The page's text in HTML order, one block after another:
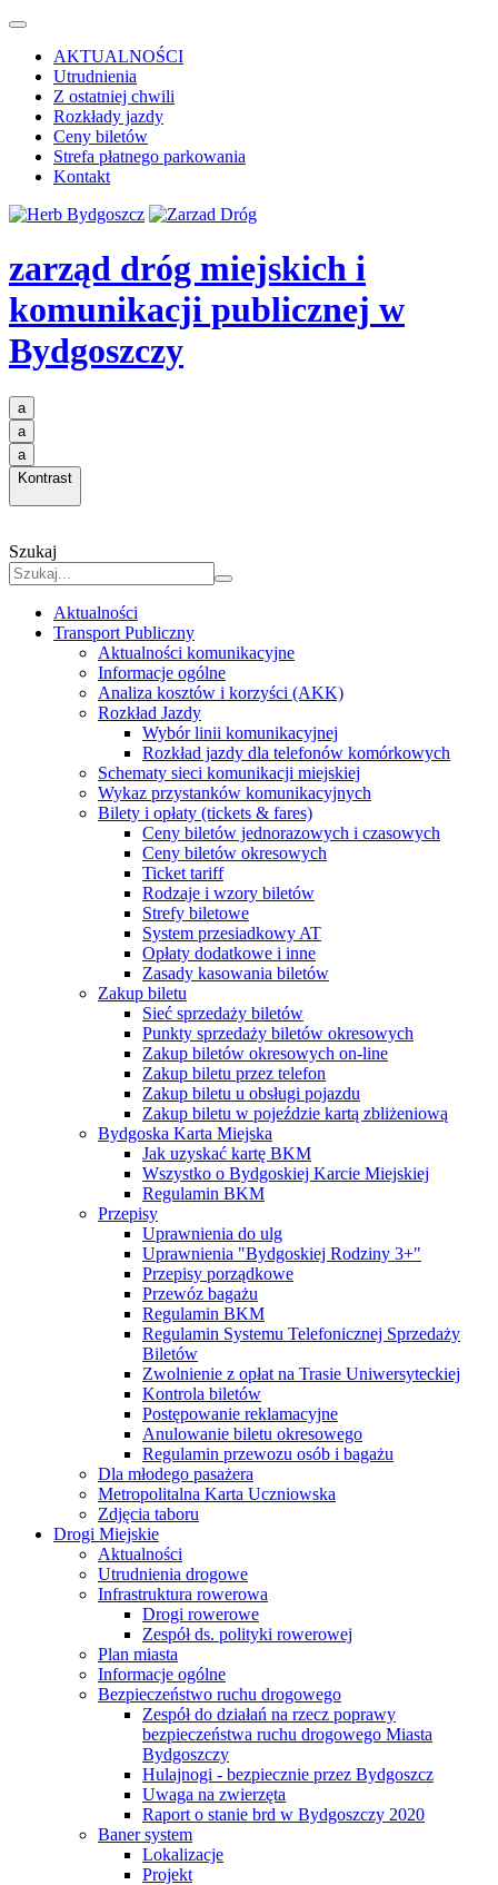
AKTUALNOŚCI
Utrudnienia
Z ostatniej chwili
Rozkłady jazdy
Ceny biletów
Strefa płatnego parkowania
Kontakt
zarząd dróg miejskich i
komunikacji publicznej w
Bydgoszczy
a
a
a
Kontrast
Szukaj
Aktualności
Transport Publiczny
Aktualności komunikacyjne
Informacje ogólne
Analiza kosztów i korzyści (AKK)
Rozkład Jazdy
Wybór linii komunikacyjnej
Rozkład jazdy dla telefonów komórkowych
Schematy sieci komunikacji miejskiej
Wykaz przystanków komunikacyjnych
Bilety i opłaty (tickets & fares)
Ceny biletów jednorazowych i czasowych
Ceny biletów okresowych
Ticket tariff
Rodzaje i wzory biletów
Strefy biletowe
System przesiadkowy AT
Opłaty dodatkowe i inne
Zasady kasowania biletów
Zakup biletu
Sieć sprzedaży biletów
Punkty sprzedaży biletów okresowych
Zakup biletów okresowych on-line
Zakup biletu przez telefon
Zakup biletu u obsługi pojazdu
Zakup biletu w pojeździe kartą zbliżeniową
Bydgoska Karta Miejska
Jak uzyskać kartę BKM
Wszystko o Bydgoskiej Karcie Miejskiej
Regulamin BKM
Przepisy
Uprawnienia do ulg
Uprawnienia "Bydgoskiej Rodziny 3+"
Przepisy porządkowe
Przewóz bagażu
Regulamin BKM
Regulamin Systemu Telefonicznej Sprzedaży
Biletów
Zwolnienie z opłat na Trasie Uniwersyteckiej
Kontrola biletów
Postępowanie reklamacyjne
Anulowanie biletu okresowego
Regulamin przewozu osób i bagażu
Dla młodego pasażera
Metropolitalna Karta Uczniowska
Zdjęcia taboru
Drogi Miejskie
Aktualności
Utrudnienia drogowe
Infrastruktura rowerowa
Drogi rowerowe
Zespół ds. polityki rowerowej
Plan miasta
Informacje ogólne
Bezpieczeństwo ruchu drogowego
Zespół do działań na rzecz poprawy
bezpieczeństwa ruchu drogowego Miasta
Bydgoszczy
Hulajnogi - bezpiecznie przez Bydgoszcz
Uwaga na zwierzęta
Raport o stanie brd w Bydgoszczy 2020
Baner system
Lokalizacje
Projekt